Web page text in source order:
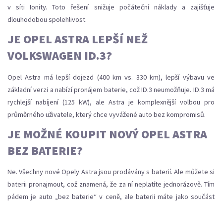
v síti Ionity. Toto řešení snižuje počáteční náklady a zajišťuje
dlouhodobou spolehlivost.
JE OPEL ASTRA LEPŠÍ NEŽ
VOLKSWAGEN ID.3?
Opel Astra má lepší dojezd (400 km vs. 330 km), lepší výbavu ve
základní verzi a nabízí pronájem baterie, což ID.3 neumožňuje. ID.3 má
rychlejší nabíjení (125 kW), ale Astra je komplexnější volbou pro
průměrného uživatele, který chce vyvážené auto bez kompromisů.
JE MOŽNÉ KOUPIT NOVÝ OPEL ASTRA
BEZ BATERIE?
Ne. Všechny nové Opely Astra jsou prodávány s baterií. Ale můžete si
baterii pronajmout, což znamená, že za ní neplatíte jednorázově. Tím
pádem je auto „bez baterie“ v ceně, ale baterii máte jako součást